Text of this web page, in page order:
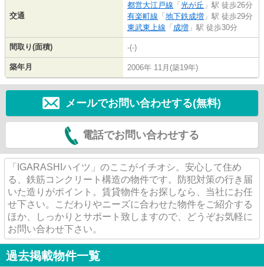
交通
都営大江戸線 「 光が丘 」駅 徒歩26分
有楽町線 「 地下鉄成増 」駅 徒歩29分
東武東上線 「 成増 」駅 徒歩30分
間取り(面積) -(-)
築年月 2006年 11月(築19年)
メールでお問い合わせする(無料)
電話でお問い合わせする
「IGARASHIハイツ」のここがイチオシ。安心して住め
る、鉄筋コンクリート構造の物件です。防犯対策の行き届
いた造りがポイント。賃貸物件をお探しなら、当社にお任
せ下さい。こだわりやニーズに合わせた物件をご紹介する
ほか、しっかりとサポート致しますので、どうぞお気軽に
お問い合わせ下さい。
過去掲載物件一覧